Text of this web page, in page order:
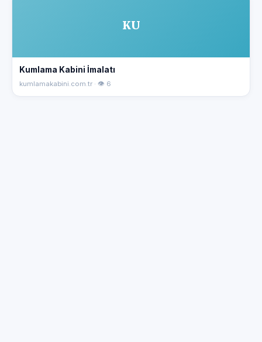
KU
Kumlama Kabini İmalatı
kumlamakabini.com.tr · 👁 6